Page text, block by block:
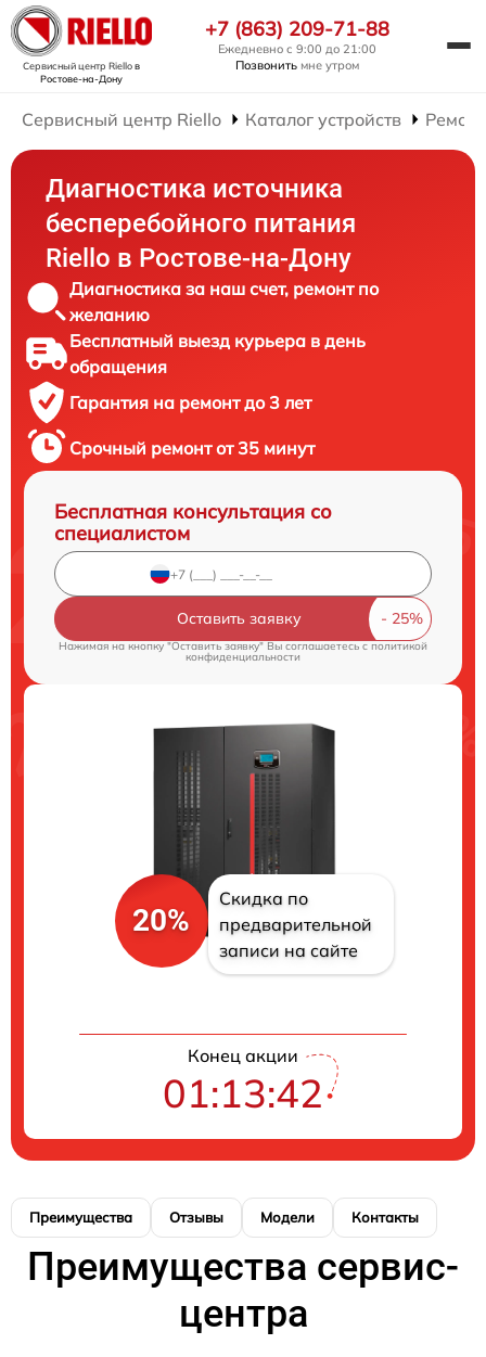
Сервисный центр Rielloв
Ростове-на-Дону
+7 (863) 209-71-88
Ежедневно с 9:00 до 21:00
Позвонить мне утром
Сервисный центр Riello Каталог устройств
Диагностика источника
бесперебойного питания
Riello в Ростове-на-Дону
Диагностика за наш счет, ремонт по
желанию
Бесплатный выезд курьера в день
обращения
Гарантия на ремонт до 3 лет
Срочный ремонт от 35 минут
Бесплатная консультация со
специалистом
Оставить заявку
Нажимая на кнопку "Оставить заявку" Вы соглашаетесь c политикой
конфиденциальности
20%
Скидка по
предварительной
записи на сайте
Конец акции
01:13:42
Преимущества Отзывы Модели Контакты
Преимущества сервис-
центра